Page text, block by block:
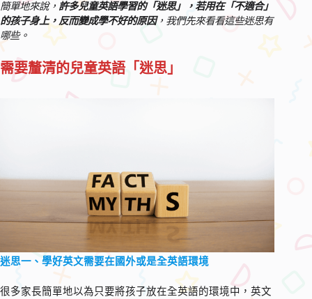
簡單地來說， 許多兒童英語學習的「迷思」，若用在「不適合」
的孩子身上，反而變成學不好的原因，我們先來看看這些迷思有
哪些。
需要釐清的兒童英語「迷思」
迷思一、學好英文需要在國外或是全英語環境
很多家長簡單地以為只要將孩子放在全英語的環境中，英文